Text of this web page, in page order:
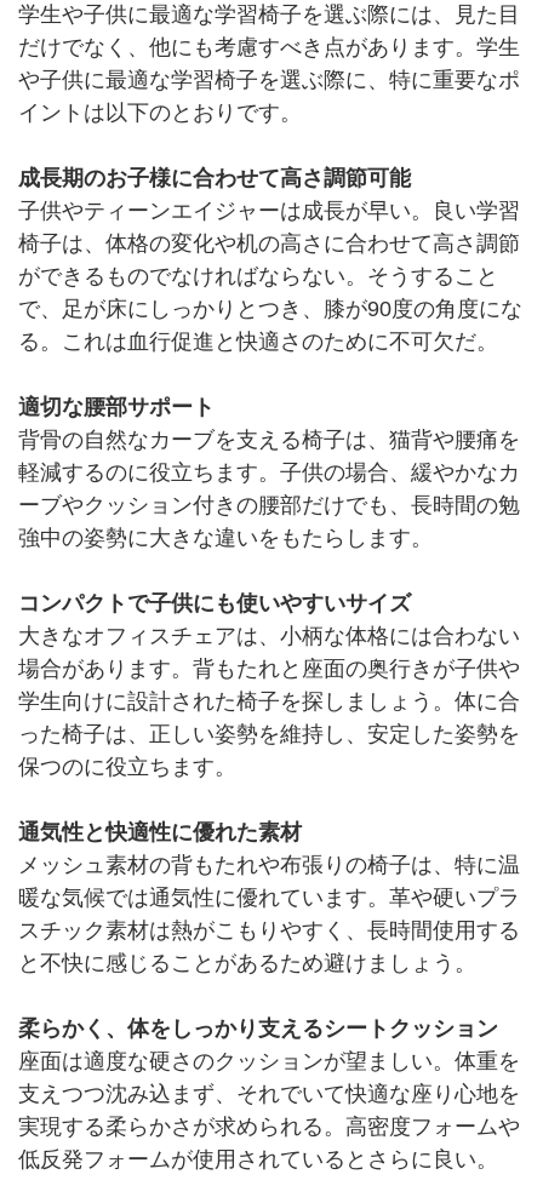
学生や子供に最適な学習椅子を選ぶ際には、見た目
だけでなく、他にも考慮すべき点があります。学生
や子供に最適な学習椅子を選ぶ際に、特に重要なポ
イントは以下のとおりです。
成長期のお子様に合わせて高さ調節可能
子供やティーンエイジャーは成長が早い。良い学習
椅子は、体格の変化や机の高さに合わせて高さ調節
ができるものでなければならない。そうすること
で、足が床にしっかりとつき、膝が90度の角度にな
る。これは血行促進と快適さのために不可欠だ。
適切な腰部サポート
背骨の自然なカーブを支える椅子は、猫背や腰痛を
軽減するのに役立ちます。子供の場合、緩やかなカ
ーブやクッション付きの腰部だけでも、長時間の勉
強中の姿勢に大きな違いをもたらします。
コンパクトで子供にも使いやすいサイズ
大きなオフィスチェアは、小柄な体格には合わない
場合があります。背もたれと座面の奥行きが子供や
学生向けに設計された椅子を探しましょう。体に合
った椅子は、正しい姿勢を維持し、安定した姿勢を
保つのに役立ちます。
通気性と快適性に優れた素材
メッシュ素材の背もたれや布張りの椅子は、特に温
暖な気候では通気性に優れています。革や硬いプラ
スチック素材は熱がこもりやすく、長時間使用する
と不快に感じることがあるため避けましょう。
柔らかく、体をしっかり支えるシートクッション
座面は適度な硬さのクッションが望ましい。体重を
支えつつ沈み込まず、それでいて快適な座り心地を
実現する柔らかさが求められる。高密度フォームや
低反発フォームが使用されているとさらに良い。